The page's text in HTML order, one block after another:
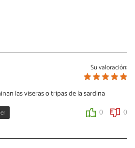
Su valoración:
las viseras o tripas de la sardina
0 0